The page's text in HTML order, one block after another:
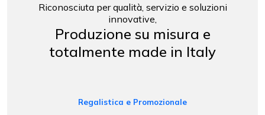
Riconosciuta per qualità, servizio e soluzioni
innovative,
Produzione su misura e
totalmente made in Italy
Regalistica e Promozionale